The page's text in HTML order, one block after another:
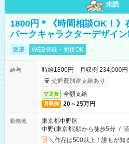
未読
1800円＊《時間相談OK！》
パークキャラクターデザイ
派遣 WEB登録・面接OK
給与
時給1800円 月収例 234,000円
交通費別途支給あり
交通費 全額支給
月収例 20～25万円
勤務地
東京都中野区
中野(東京都)駅から徒歩5分 /
＼作品は500以上！誰もが知